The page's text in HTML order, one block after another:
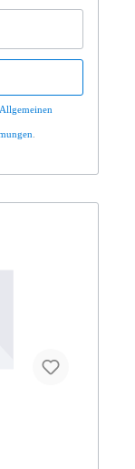
Allgemeinen